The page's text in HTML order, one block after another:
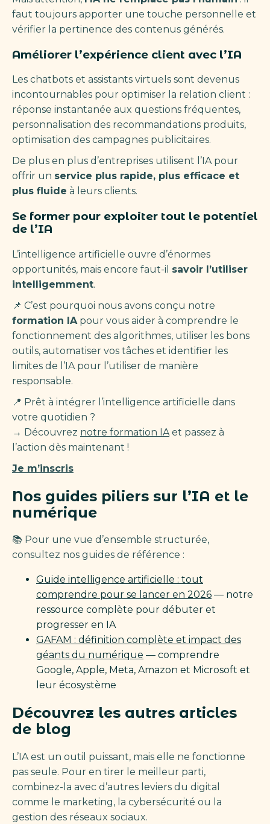
faut toujours apporter une touche personnelle et
vérifier la pertinence des contenus générés.
Améliorer l’expérience client avec l’IA
Les chatbots et assistants virtuels sont devenus
incontournables pour optimiser la relation client :
réponse instantanée aux questions fréquentes,
personnalisation des recommandations produits,
optimisation des campagnes publicitaires.
De plus en plus d’entreprises utilisent l’IA pour
offrir un service plus rapide, plus efficace et
plus fluide à leurs clients.
Se former pour exploiter tout le potentiel
de l’IA
L’intelligence artificielle ouvre d’énormes
opportunités, mais encore faut-il savoir l’utiliser
intelligemment.
📌 C’est pourquoi nous avons conçu notre
formation IA pour vous aider à comprendre le
fonctionnement des algorithmes, utiliser les bons
outils, automatiser vos tâches et identifier les
limites de l’IA pour l’utiliser de manière
responsable.
📍 Prêt à intégrer l’intelligence artificielle dans
votre quotidien ?
→ Découvrez notre formation IA et passez à
l’action dès maintenant !
Je m’inscris
Nos guides piliers sur l’IA et le
numérique
📚 Pour une vue d’ensemble structurée,
consultez nos guides de référence :
Guide intelligence artificielle : tout
comprendre pour se lancer en 2026 — notre
ressource complète pour débuter et
progresser en IA
GAFAM : définition complète et impact des
géants du numérique — comprendre
Google, Apple, Meta, Amazon et Microsoft et
leur écosystème
Découvrez les autres articles
de blog
L’IA est un outil puissant, mais elle ne fonctionne
pas seule. Pour en tirer le meilleur parti,
combinez-la avec d’autres leviers du digital
comme le marketing, la cybersécurité ou la
gestion des réseaux sociaux.